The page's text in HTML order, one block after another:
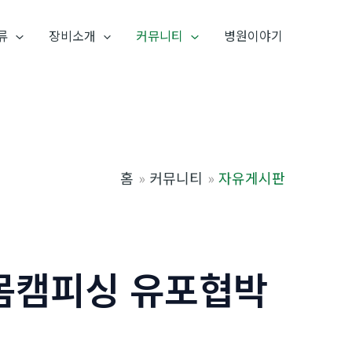
장비소개 커뮤니티 병원이야기
홈 커뮤니티 자유게시판
피싱 유포협박